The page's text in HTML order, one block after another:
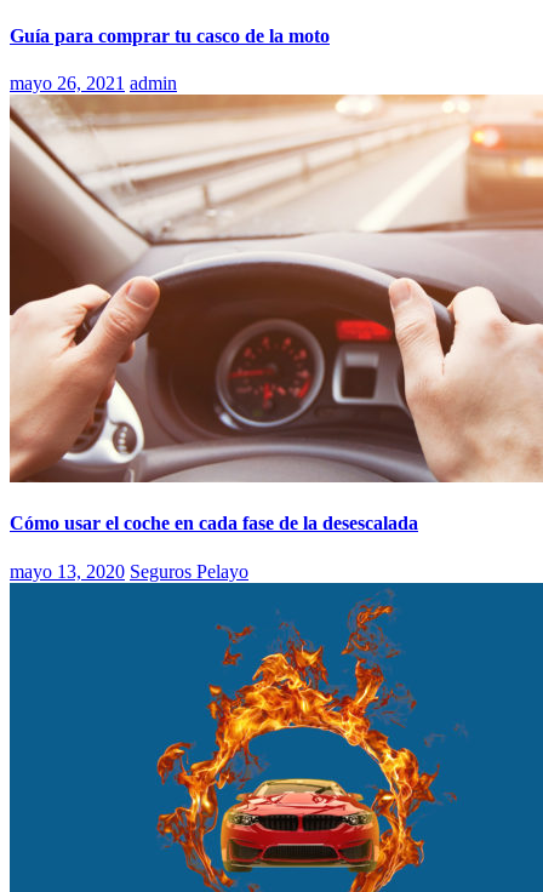
Guía para comprar tu casco de la moto
mayo 26, 2021 admin
Cómo usar el coche en cada fase de la desescalada
mayo 13, 2020 Seguros Pelayo